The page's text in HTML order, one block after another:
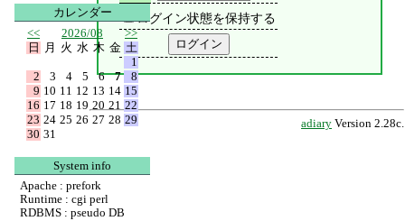
ログイン状態を保持する
adiary Version 2.28c.
カレンダー
<<
2026/08
>>
日
月 火 水 木 金 土
1
2
3 4 5 6 7
8
9 10 11 12 13 14 15
16 17 18 19 20 21 22
23 24 25 26 27 28 29
30 31
System info
Apache : prefork
Runtime : cgi perl
RDBMS : pseudo DB